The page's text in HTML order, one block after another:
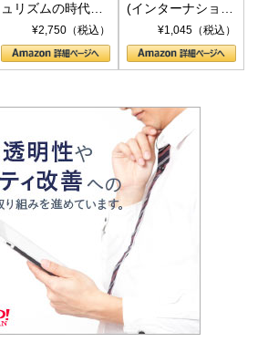
ュリズムの時代：
〈ヤヌス〉の二つ
の顔
¥2,750（税込）
(インターナショナ
ル新書)¥1,045（税込）